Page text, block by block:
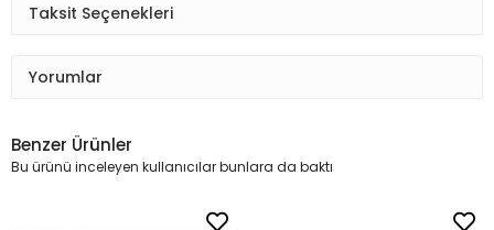
Taksit Seçenekleri
Yorumlar
Benzer Ürünler
Bu ürünü inceleyen kullanıcılar bunlara da baktı